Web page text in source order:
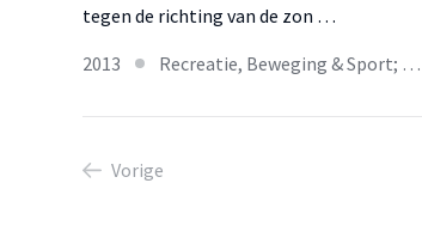
tegen de richting van de zon …
2013
Recreatie, Beweging & Sport; …
Vorige